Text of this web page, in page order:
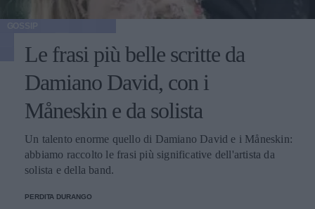
Le frasi più belle scritte da
Damiano David, con i
Måneskin e da solista
Un talento enorme quello di Damiano David e i Måneskin:
abbiamo raccolto le frasi più significative dell'artista da
solista e della band.
PERDITA DURANGO